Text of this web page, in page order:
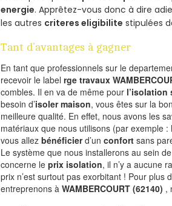
energie. Apprêtez-vous donc à dire
les autres criteres eligibilite stipulées
Tant d’avantages à gagner
En tant que professionnels sur le
recevoir le labelrge travaux
combles. Il en va de même pour l’isolation
besoin d’isoler maison, vous êtes sur la
meilleure qualité. En effet, nous avons les
matériaux que nous utilisons (par exemple :
vous allezbénéficierd’unconfort sans
Le système que nous installerons au sein
concerne leprix isolation, il n’y a aucune
prix n’est surtout pas exorbitant ! Pour plus
entreprenons àWAMBERCOURT (62140) ,